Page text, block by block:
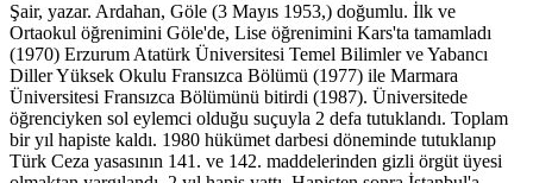
Şair, yazar. Ardahan, Göle (3 Mayıs 1953,) doğumlu. İlk ve
Ortaokul öğrenimini Göle'de, Lise öğrenimini Kars'ta tamamladı
(1970) Erzurum Atatürk Üniversitesi Temel Bilimler ve Yabancı
Diller Yüksek Okulu Fransızca Bölümü (1977) ile Marmara
Üniversitesi Fransızca Bölümünü bitirdi (1987). Üniversitede
öğrenciyken sol eylemci olduğu suçuyla 2 defa tutuklandı. Toplam
bir yıl hapiste kaldı. 1980 hükümet darbesi döneminde tutuklanıp
Türk Ceza yasasının 141. ve 142. maddelerinden gizli örgüt üyesi